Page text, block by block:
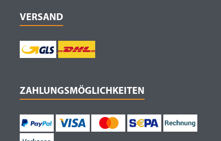
VERSAND
ZAHLUNGSMÖGLICHKEITEN